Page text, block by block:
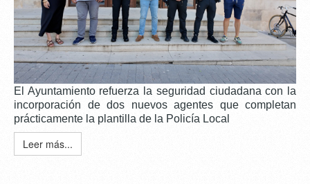
El Ayuntamiento refuerza la seguridad ciudadana con la
incorporación de dos nuevos agentes que completan
prácticamente la plantilla de la Policía Local
Leer más...